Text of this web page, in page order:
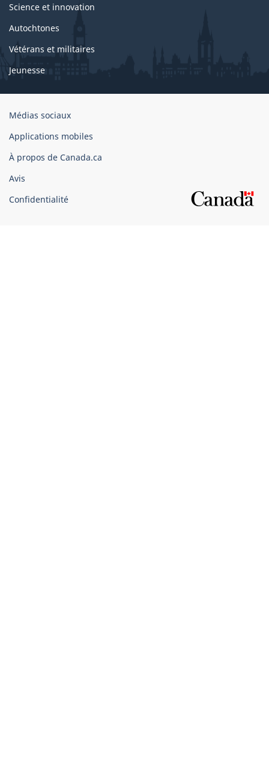
Science et innovation
Autochtones
Vétérans et militaires
Jeunesse
Organisation
gouvernement
du
Canada
Médias sociaux
Applications mobiles
À propos de Canada.ca
Avis
Confidentialité